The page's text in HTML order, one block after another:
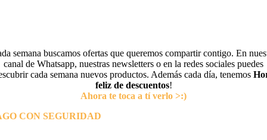
semana buscamos ofertas que queremos compartir contigo. En
canal de Whatsapp, nuestras newsletters o en la redes sociales puedes
cada semana nuevos productos. Además cada día, tenemos
feliz de descuentos!
Ahora te toca a tí verlo >:)
CON SEGURIDAD